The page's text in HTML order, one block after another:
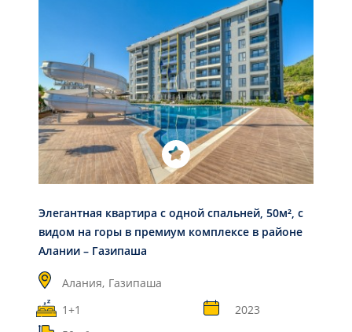
Элегантная квартира с одной спальней, 50м², с
видом на горы в премиум комплексе в районе
Алании – Газипаша
Алания, Газипаша
1+1
2023